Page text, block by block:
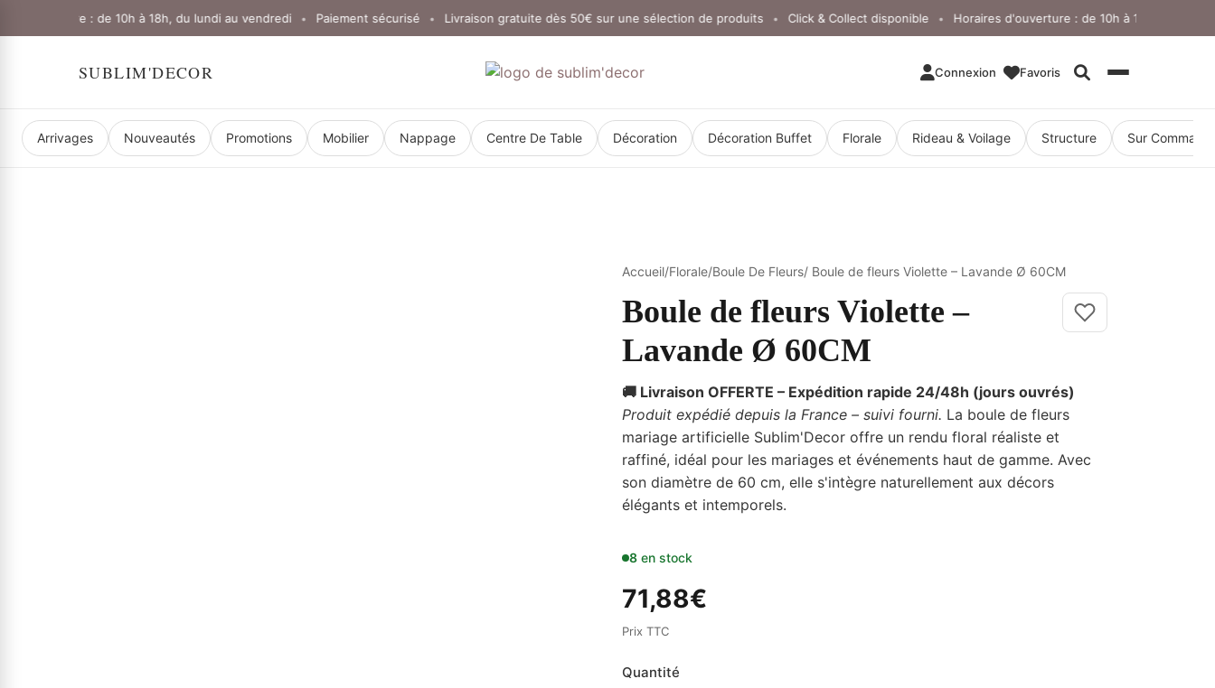
: de 10h à 18h, du lundi au vendredi • Paiement sécurisé • Livraison gratuite dès 50€ sur une sélection de produits • Click & Collect disponible • Horaires d'ouverture : de 10h à 18h, du lundi au
SUBLIM'DECOR Connexion Favoris
Rechercher
Arrivages Nouveautés Promotions Mobilier Nappage Centre De Table Décoration Décoration Buffet Florale Rideau & Voilage Structure Sur
Accueil/Florale/Boule De Fleurs/ Boule de fleurs Violette – Lavande Ø 60CM
Boule de fleurs Violette –
Lavande Ø 60CM
🚚 Livraison OFFERTE – Expédition rapide 24/48h (jours ouvrés)
Produit expédié depuis la France – suivi fourni. La boule de fleurs
mariage artificielle Sublim'Decor offre un rendu floral réaliste et
raffiné, idéal pour les mariages et événements haut de gamme. Avec
son diamètre de 60 cm, elle s'intègre naturellement aux décors
élégants et intemporels.
8 en stock
71,88€
Prix TTC
Quantité